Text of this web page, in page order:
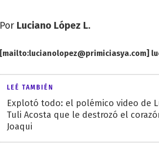
Por Luciano López L.
[mailto:lucianolopez@primiciasya.com]
LEÉ TAMBIÉN
Explotó todo: el polémico video de
Tuli Acosta que le destrozó el
Joaqui